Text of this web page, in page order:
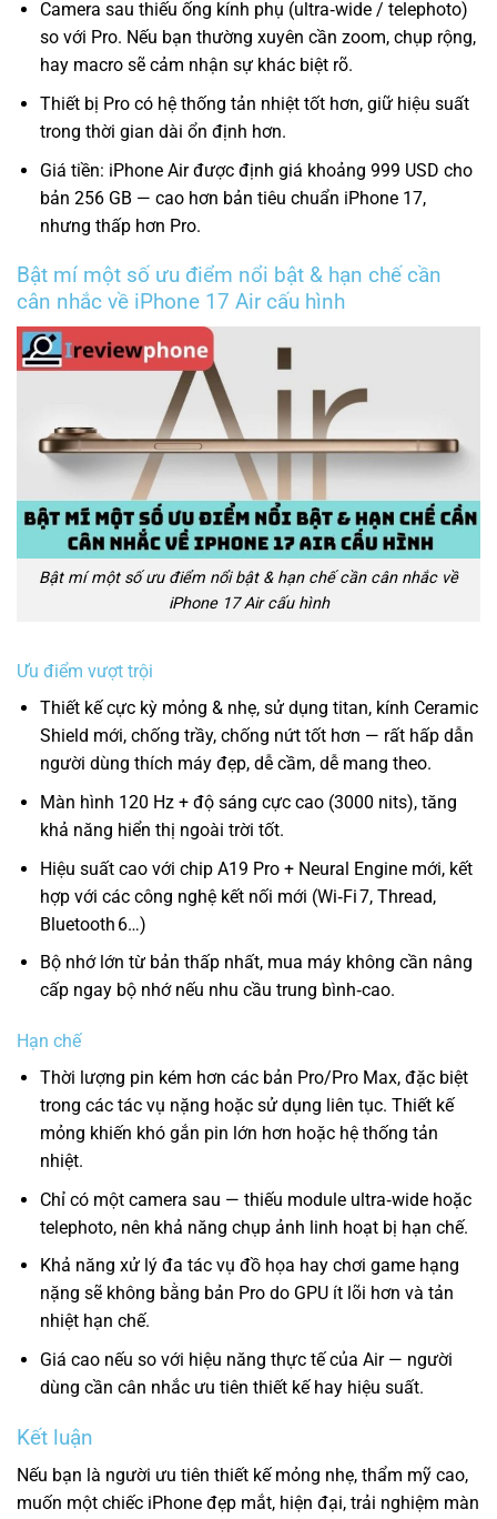
Camera sau thiếu ống kính phụ (ultra‑wide / telephoto)
so với Pro. Nếu bạn thường xuyên cần zoom, chụp rộng,
hay macro sẽ cảm nhận sự khác biệt rõ.
Thiết bị Pro có hệ thống tản nhiệt tốt hơn, giữ hiệu suất
trong thời gian dài ổn định hơn.
Giá tiền: iPhone Air được định giá khoảng 999 USD cho
bản 256 GB — cao hơn bản tiêu chuẩn iPhone 17,
nhưng thấp hơn Pro.
Bật mí một số ưu điểm nổi bật & hạn chế cần
cân nhắc về iPhone 17 Air cấu hình
Bật mí một số ưu điểm nổi bật & hạn chế cần cân nhắc về
iPhone 17 Air cấu hình
Ưu điểm vượt trội
Thiết kế cực kỳ mỏng & nhẹ, sử dụng titan, kính Ceramic
Shield mới, chống trầy, chống nứt tốt hơn — rất hấp dẫn
người dùng thích máy đẹp, dễ cầm, dễ mang theo.
Màn hình 120 Hz + độ sáng cực cao (3000 nits), tăng
khả năng hiển thị ngoài trời tốt.
Hiệu suất cao với chip A19 Pro + Neural Engine mới, kết
hợp với các công nghệ kết nối mới (Wi‑Fi 7, Thread,
Bluetooth 6…)
Bộ nhớ lớn từ bản thấp nhất, mua máy không cần nâng
cấp ngay bộ nhớ nếu nhu cầu trung bình‑cao.
Hạn chế
Thời lượng pin kém hơn các bản Pro/Pro Max, đặc biệt
trong các tác vụ nặng hoặc sử dụng liên tục. Thiết kế
mỏng khiến khó gắn pin lớn hơn hoặc hệ thống tản
nhiệt.
Chỉ có một camera sau — thiếu module ultra‑wide hoặc
telephoto, nên khả năng chụp ảnh linh hoạt bị hạn chế.
Khả năng xử lý đa tác vụ đồ họa hay chơi game hạng
nặng sẽ không bằng bản Pro do GPU ít lõi hơn và tản
nhiệt hạn chế.
Giá cao nếu so với hiệu năng thực tế của Air — người
dùng cần cân nhắc ưu tiên thiết kế hay hiệu suất.
Kết luận
Nếu bạn là người ưu tiên thiết kế mỏng nhẹ, thẩm mỹ cao,
muốn một chiếc iPhone đẹp mắt, hiện đại, trải nghiệm màn